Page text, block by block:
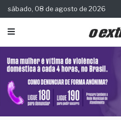
sábado, 08 de agosto de 2026